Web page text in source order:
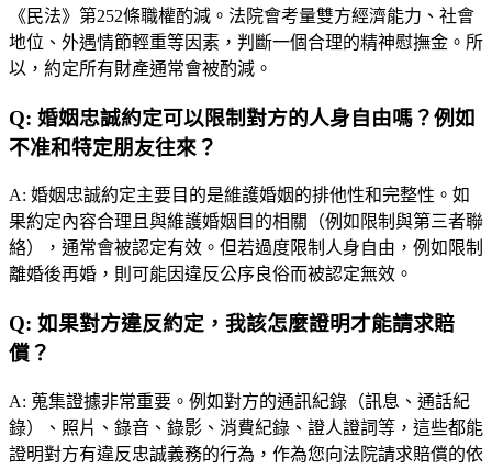
《民法》第252條職權酌減。法院會考量雙方經濟能力、社會
地位、外遇情節輕重等因素，判斷一個合理的精神慰撫金。所
以，約定所有財產通常會被酌減。
Q: 婚姻忠誠約定可以限制對方的人身自由嗎？例如
不准和特定朋友往來？
A: 婚姻忠誠約定主要目的是維護婚姻的排他性和完整性。如
果約定內容合理且與維護婚姻目的相關（例如限制與第三者聯
絡），通常會被認定有效。但若過度限制人身自由，例如限制
離婚後再婚，則可能因違反公序良俗而被認定無效。
Q: 如果對方違反約定，我該怎麼證明才能請求賠
償？
A: 蒐集證據非常重要。例如對方的通訊紀錄（訊息、通話紀
錄）、照片、錄音、錄影、消費紀錄、證人證詞等，這些都能
證明對方有違反忠誠義務的行為，作為您向法院請求賠償的依